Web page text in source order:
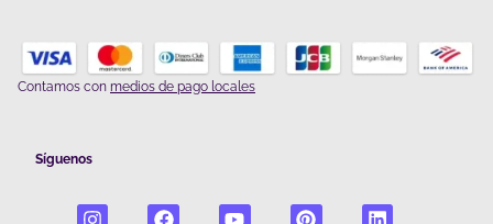
Contamos con medios de pago locales
Síguenos